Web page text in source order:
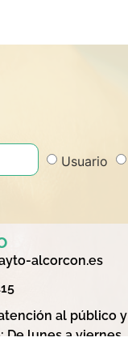
Usuario
alcorcon.es
al público y
De lunes a viernes